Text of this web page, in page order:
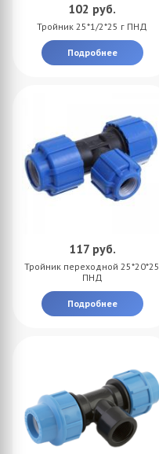
102 руб.
Тройник 25*1/2*25 г ПНД
Подробнее
117 руб.
Тройник переходной 25*20*25
ПНД
Подробнее